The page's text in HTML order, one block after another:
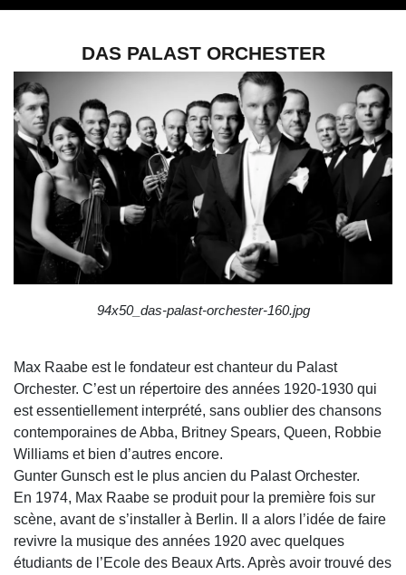
DAS PALAST ORCHESTER
94x50_das-palast-orchester-160.jpg
Max Raabe est le fondateur est chanteur du Palast
Orchester. C’est un répertoire des années 1920-1930 qui
est essentiellement interprété, sans oublier des chansons
contemporaines de Abba, Britney Spears, Queen, Robbie
Williams et bien d’autres encore.
Gunter Gunsch est le plus ancien du Palast Orchester.
En 1974, Max Raabe se produit pour la première fois sur
scène, avant de s’installer à Berlin. Il a alors l’idée de faire
revivre la musique des années 1920 avec quelques
étudiants de l’Ecole des Beaux Arts. Après avoir trouvé des